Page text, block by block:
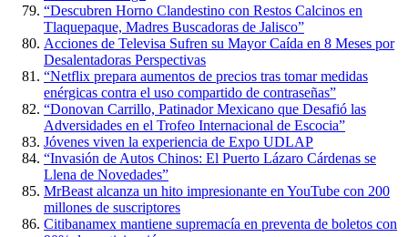
“Descubren Horno Clandestino con Restos Calcinos en
Tlaquepaque, Madres Buscadoras de Jalisco”
Acciones de Televisa Sufren su Mayor Caída en 8 Meses por
Desalentadoras Perspectivas
“Netflix prepara aumentos de precios tras tomar medidas
enérgicas contra el uso compartido de contraseñas”
“Donovan Carrillo, Patinador Mexicano que Desafió las
Adversidades en el Trofeo Internacional de Escocia”
Jóvenes viven la experiencia de Expo UDLAP
“Invasión de Autos Chinos: El Puerto Lázaro Cárdenas se
Llena de Novedades”
MrBeast alcanza un hito impresionante en YouTube con 200
millones de suscriptores
Citibanamex mantiene supremacía en preventa de boletos con